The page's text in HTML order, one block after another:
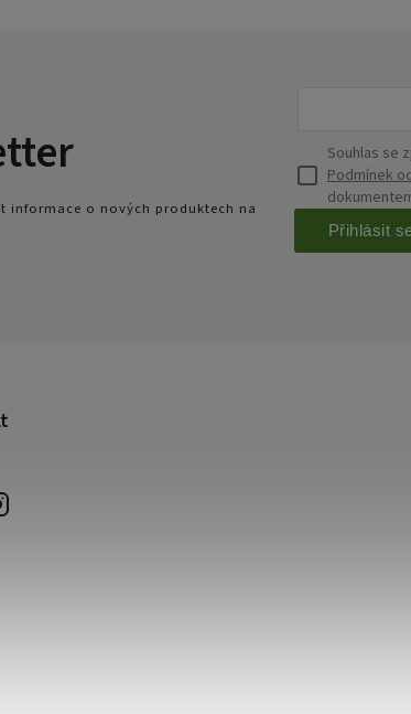
informace o nových produktech na
Souhlas se
Podmínek
Přihlásit